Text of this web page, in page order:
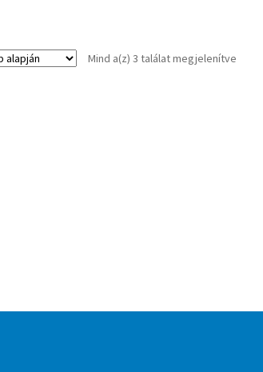
Mind a(z) 3 találat megjelenítveSorted